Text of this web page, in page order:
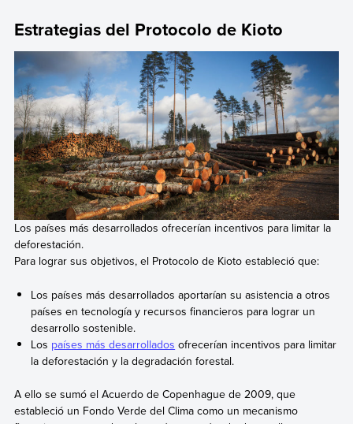
Estrategias del Protocolo de Kioto
Los países más desarrollados ofrecerían incentivos para limitar la
deforestación.
Para lograr sus objetivos, el Protocolo de Kioto estableció que:
Los países más desarrollados aportarían su asistencia a otros
países en tecnología y recursos financieros para lograr un
desarrollo sostenible.
Los países más desarrollados ofrecerían incentivos para limitar
la deforestación y la degradación forestal.
A ello se sumó el Acuerdo de Copenhague de 2009, que
estableció un Fondo Verde del Clima como un mecanismo